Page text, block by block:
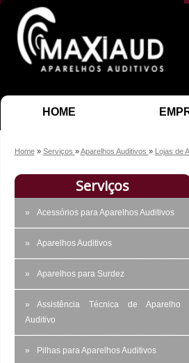
HOME
Home » Serviços »Aparelhos Auditivos » Lojas de
Serviços
Acessórios para Aparelhos Auditivos
Aparelhos Auditivos
Aparelhos para Surdez
Assistência Técnica de Aparelho
Auditivo
Pilhas para Aparelhos Auditivos